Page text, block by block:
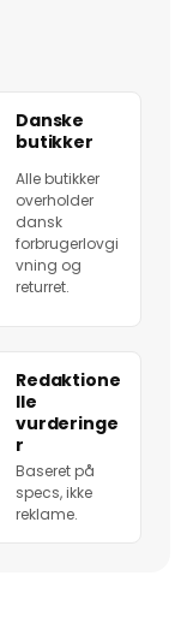
Danske
butikker
Alle butikker
overholder
dansk
forbrugerlovgi
vning og
returret.
Redaktione
lle
vurderinge
r
Baseret på
specs, ikke
reklame.